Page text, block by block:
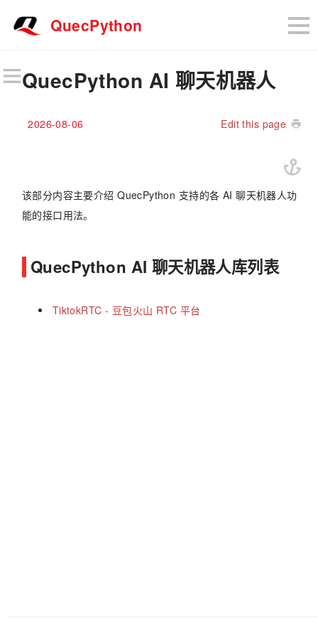
QuecPython
QuecPython AI 聊天机器人
2026-08-06 Edit this page
该部分内容主要介绍 QuecPython 支持的各 AI 聊天机器人功
能的接口用法。
QuecPython AI 聊天机器人库列表
TiktokRTC - 豆包火山 RTC 平台